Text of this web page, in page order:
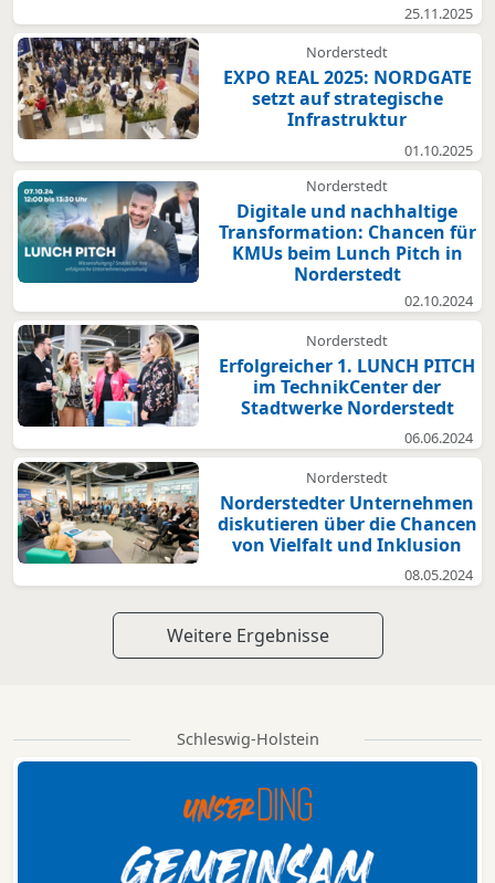
25.11.2025
Norderstedt
EXPO REAL 2025: NORDGATE
setzt auf strategische
Infrastruktur
01.10.2025
Norderstedt
Digitale und nachhaltige
Transformation: Chancen für
KMUs beim Lunch Pitch in
Norderstedt
02.10.2024
Norderstedt
Erfolgreicher 1. LUNCH PITCH
im TechnikCenter der
Stadtwerke Norderstedt
06.06.2024
Norderstedt
Norderstedter Unternehmen
diskutieren über die Chancen
von Vielfalt und Inklusion
08.05.2024
Weitere Ergebnisse
Schleswig-Holstein